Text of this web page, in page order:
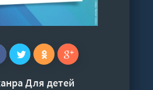
Для детей